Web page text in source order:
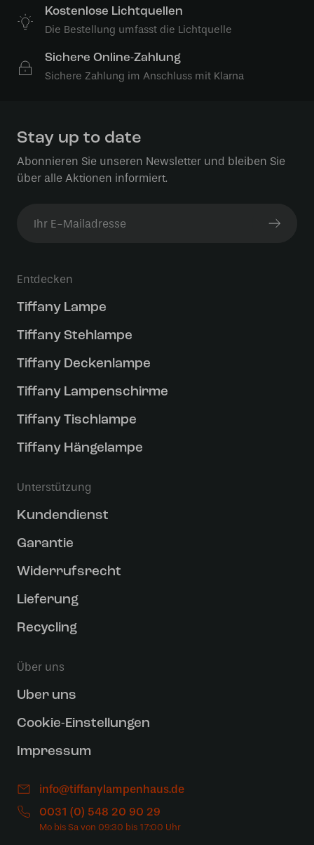
Kostenlose Lichtquellen
Die Bestellung umfasst die Lichtquelle
Sichere Online-Zahlung
Sichere Zahlung im Anschluss mit Klarna
Stay up to date
Abonnieren Sie unseren Newsletter und bleiben Sie
über alle Aktionen informiert.
Entdecken
Tiffany Lampe
Tiffany Stehlampe
Tiffany Deckenlampe
Tiffany Lampenschirme
Tiffany Tischlampe
Tiffany Hängelampe
Unterstützung
Kundendienst
Garantie
Widerrufsrecht
Lieferung
Recycling
Über uns
Uber uns
Cookie-Einstellungen
Impressum
info@tiffanylampenhaus.de
0031 (0) 548 20 90 29